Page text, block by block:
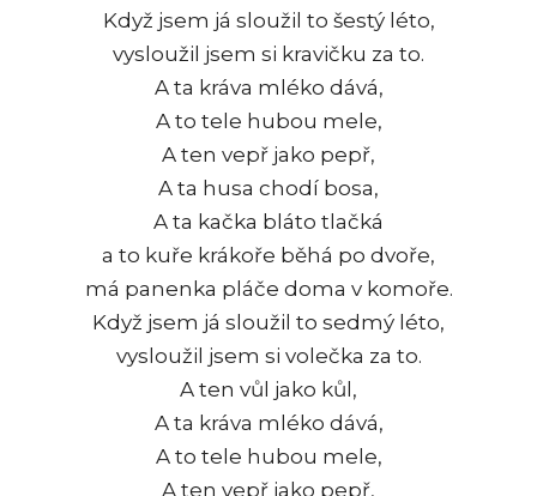
Když jsem já sloužil to šestý léto,
vysloužil jsem si kravičku za to.
A ta kráva mléko dává,
A to tele hubou mele,
A ten vepř jako pepř,
A ta husa chodí bosa,
A ta kačka bláto tlačká
a to kuře krákoře běhá po dvoře,
má panenka pláče doma v komoře.
Když jsem já sloužil to sedmý léto,
vysloužil jsem si volečka za to.
A ten vůl jako kůl,
A ta kráva mléko dává,
A to tele hubou mele,
A ten vepř jako pepř,